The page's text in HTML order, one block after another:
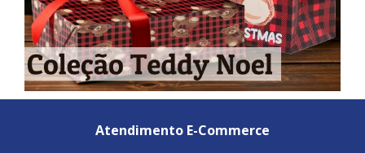
Atendimento E-Commerce